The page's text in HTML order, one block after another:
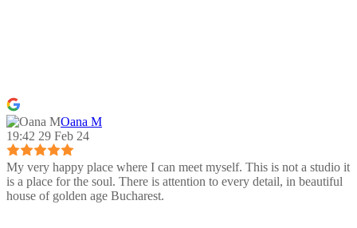
Oana M
19:42 29 Feb 24
My very happy place where I can meet myself. This is not a studio it
is a place for the soul. There is attention to every detail, in beautiful
house of golden age Bucharest.